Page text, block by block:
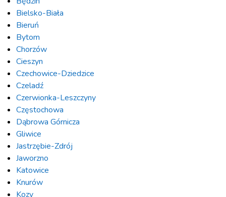
Bielsko-Biała
Bieruń
Bytom
Chorzów
Cieszyn
Czechowice-Dziedzice
Czeladź
Czerwionka-Leszczyny
Częstochowa
Dąbrowa Górnicza
Gliwice
Jastrzębie-Zdrój
Jaworzno
Katowice
Knurów
Kozy